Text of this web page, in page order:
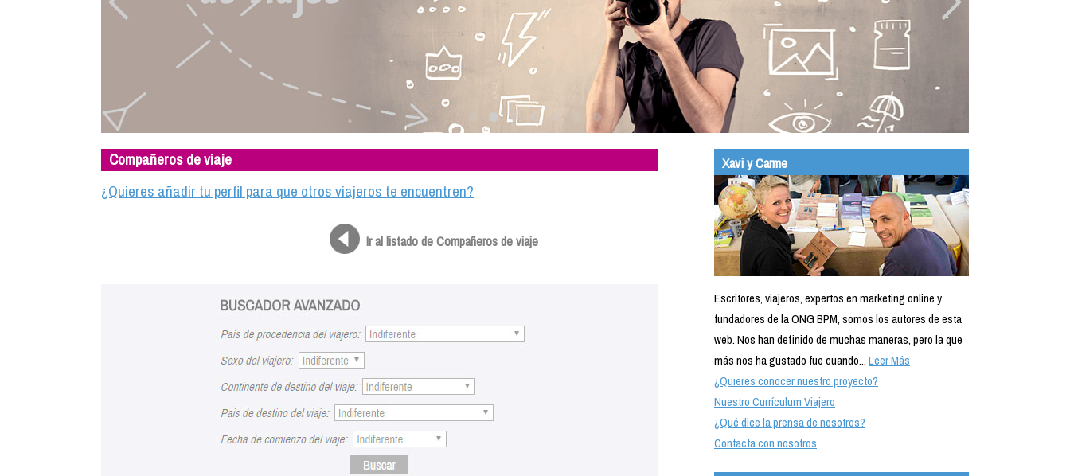
Compañeros de viaje
¿Quieres añadir tu perfil para que otros viajeros te encuentren?
Ir al listado de Compañeros de viaje
Xavi y Carme
Escritores, viajeros, expertos en marketing online y
fundadores de la ONG BPM, somos los autores de esta
web. Nos han definido de muchas maneras, pero la que
más nos ha gustado fue cuando...Leer Más
¿Quieres conocer nuestro proyecto?
Nuestro Currículum Viajero
¿Qué dice la prensa de nosotros?
Contacta con nosotros